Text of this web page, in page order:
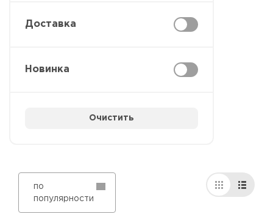
Доставка
Новинка
Очистить
по
популярности